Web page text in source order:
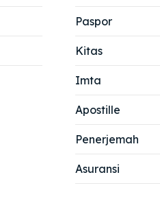
Cari
Cari
Paspor
Kitas
Imta
Apostille
Penerjemah
Asuransi